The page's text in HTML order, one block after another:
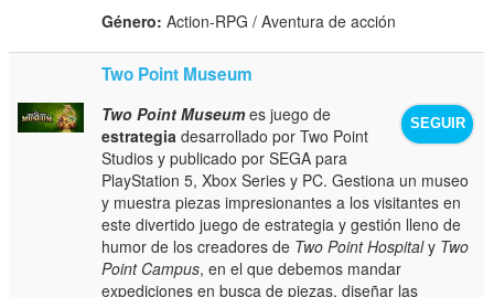
Género: Action-RPG / Aventura de acción
Two Point Museum
SEGUIR
Two Point Museumes juego de
estrategia desarrollado por Two Point
Studios y publicado por SEGA para
PlayStation 5, Xbox Series y PC. Gestiona un museo
y muestra piezas impresionantes a los visitantes en
este divertido juego de estrategia y gestión lleno de
humor de los creadores de Two Point Hospitaly Two
Point Campus, en el que debemos mandar
expediciones en busca de piezas, diseñar las